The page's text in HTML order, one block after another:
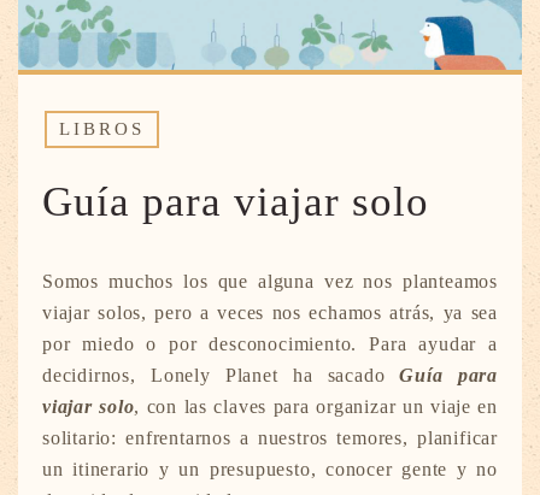
LIBROS
Guía para viajar solo
Somos muchos los que alguna vez nos planteamos
viajar solos, pero a veces nos echamos atrás, ya sea
por miedo o por desconocimiento. Para ayudar a
decidirnos, Lonely Planet ha sacadoGuía para
viajar solo, con las claves para organizar un viaje en
solitario: enfrentarnos a nuestros temores, planificar
un itinerario y un presupuesto, conocer gente y no